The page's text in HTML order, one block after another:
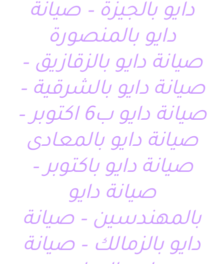
دايو بالجيزة – صيانة
دايو بالمنصورة
صيانة دايو بالزقازيق –
صيانة دايو بالشرقية –
صيانة دايو ب6 اكتوبر –
صيانة دايو بالمعادى
صيانة دايو باكتوبر –
صيانة دايو
بالمهندسين – صيانة
دايو بالزمالك – صيانة